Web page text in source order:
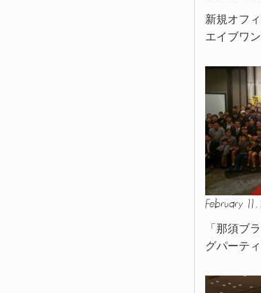
新規オフ
エイブワ
February
「那須ブ
グパーティ